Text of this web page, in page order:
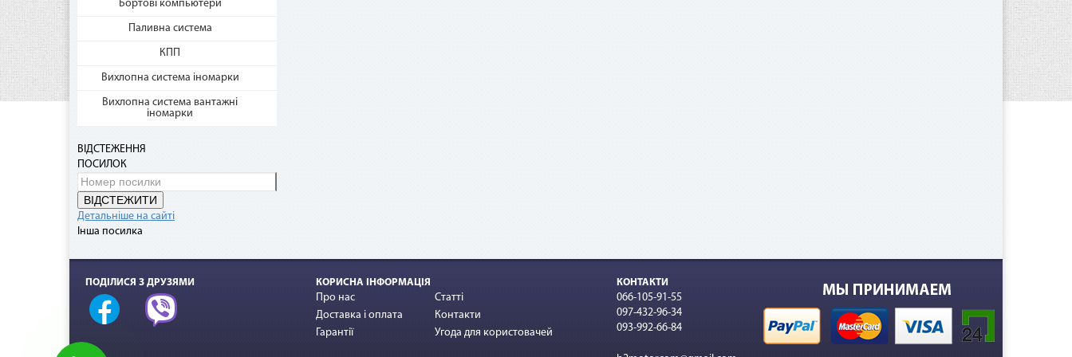
Бортові компьютери
Паливна система
КПП
Вихлопна система іномарки
Вихлопна система вантажні
іномарки
ВІДСТЕЖЕННЯ
ПОСИЛОК
ВІДСТЕЖИТИ
Детальніше на сайті
Інша посилка
ПОДІЛИСЯ З ДРУЗЯМИ КОРИСНА ІНФОРМАЦІЯ
Про нас
Доставка і оплата
Гарантії
Статті
Контакти
Угода для користовачей
КОНТАКТИ
066-105-91-55
097-432-96-34
093-992-66-84